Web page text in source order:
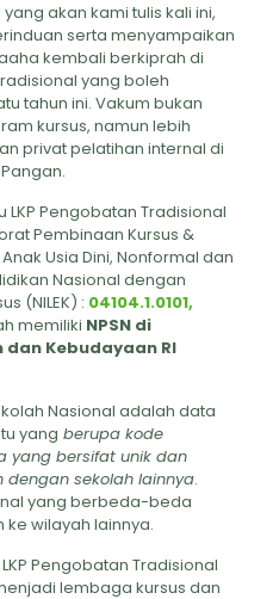
akan kami tulis kali ini,
serta menyampaikan
kembali berkiprah di
yang boleh
tahun ini. Vakum bukan
kursus, namun lebih
privat pelatihan internal di
LKP Pengobatan Tradisional
Pembinaan Kursus &
Usia Dini, Nonformal dan
Nasional dengan
(NILEK) : 04104.1.0101,
memiliki NPSN di
Kebudayaan RI
Nasional adalah data
yang berupa kode
yang bersifat unik dan
sekolah lainnya.
yang berbeda-beda
wilayah lainnya.
Pengobatan Tradisional
lembaga kursus dan